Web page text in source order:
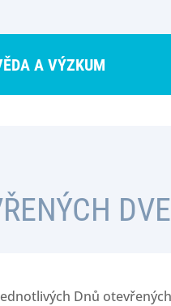
A VÝZKUM
Dnů